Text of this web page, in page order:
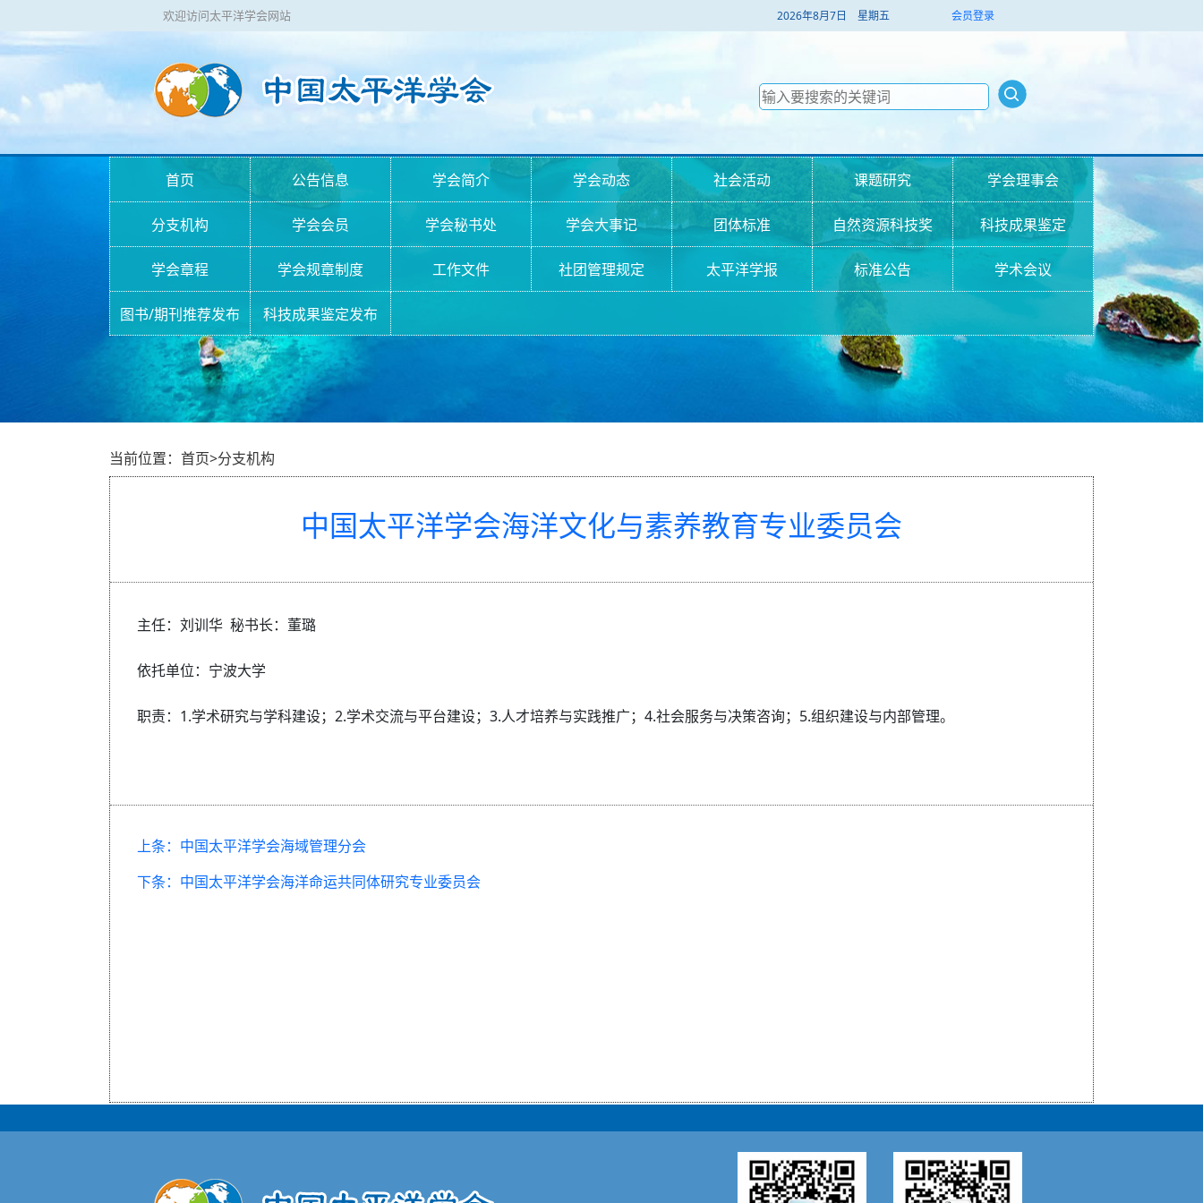
欢迎访问太平洋学会网站 2026年8月7日 星期五 会员登录
首页 公告信息 学会简介 学会动态 社会活动 课题研究 学会理事会
分支机构 学会会员 学会秘书处 学会大事记 团体标准 自然资源科技奖 科技成果鉴定
学会章程 学会规章制度 工作文件 社团管理规定 太平洋学报 标准公告 学术会议
图书/期刊推荐发布 科技成果鉴定发布
当前位置：首页>分支机构
中国太平洋学会海洋文化与素养教育专业委员会
主任：刘训华 秘书长：董璐
依托单位：宁波大学
职责：1.学术研究与学科建设；2.学术交流与平台建设；3.人才培养与实践推广；4.社会服务与决策咨询；5.组织建设与内部管理。
上条：中国太平洋学会海域管理分会
下条：中国太平洋学会海洋命运共同体研究专业委员会